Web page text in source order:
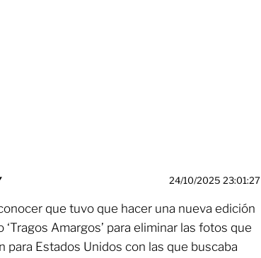
24/10/2025 23:01:27
que tuvo que hacer una nueva edición
Amargos’ para eliminar las fotos que
para Estados Unidos con las que buscaba